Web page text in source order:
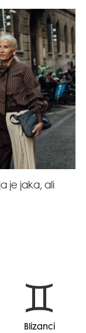
je jaka, ali
Blizanci